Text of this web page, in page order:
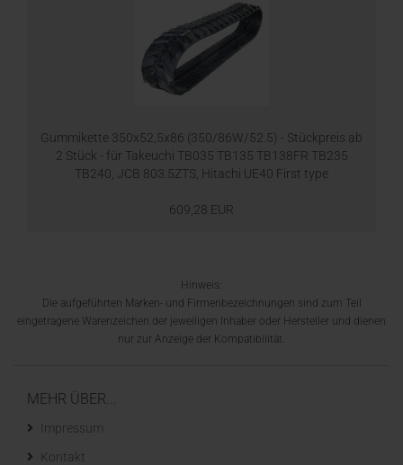
Gummikette 350x52,5x86 (350/86W/52.5) - Stückpreis ab
2 Stück - für Takeuchi TB035 TB135 TB138FR TB235
TB240, JCB 803.5ZTS, Hitachi UE40 First type
609,28 EUR
Hinweis:
Die aufgeführten Marken- und Firmenbezeichnungen sind zum Teil
eingetragene Warenzeichen der jeweiligen Inhaber oder Hersteller und dienen
nur zur Anzeige der Kompatibilität.
MEHR ÜBER...
Impressum
Kontakt